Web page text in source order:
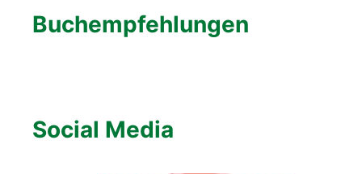
Buch­emp­feh­lun­gen
Social Media